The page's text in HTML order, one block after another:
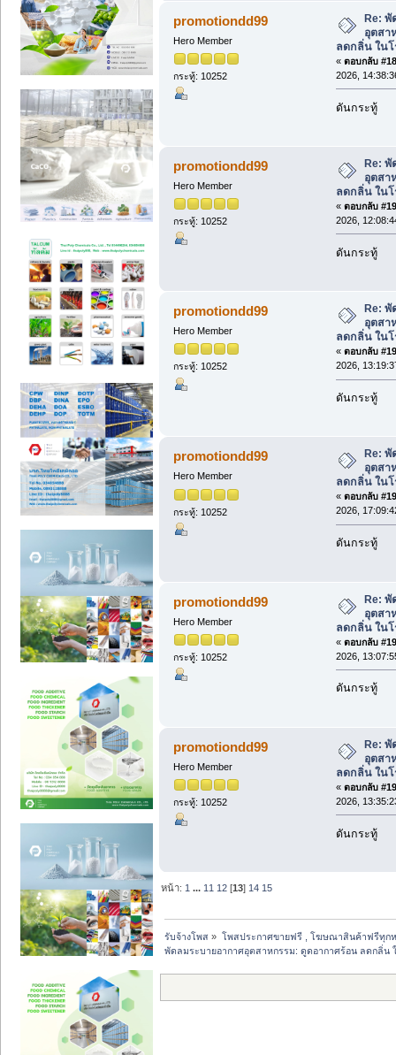
promotiondd99
Hero Member
กระทู้: 10252
Re: พั
อุตสา
ลดกลิ่น ในโ
« ตอบกลับ
2026,
ดันกระทู้
promotiondd99
Hero Member
กระทู้: 10252
Re: พั
อุตสา
ลดกลิ่น ในโ
« ตอบกลับ
2026,
ดันกระทู้
promotiondd99
Hero Member
กระทู้: 10252
Re: พั
อุตสา
ลดกลิ่น ในโ
« ตอบกลับ
2026,
ดันกระทู้
promotiondd99
Hero Member
กระทู้: 10252
Re: พั
อุตสา
ลดกลิ่น ในโ
« ตอบกลับ
2026,
ดันกระทู้
promotiondd99
Hero Member
กระทู้: 10252
Re: พั
อุตสา
ลดกลิ่น ในโ
« ตอบกลับ
2026,
ดันกระทู้
promotiondd99
Hero Member
กระทู้: 10252
Re: พั
อุตสา
ลดกลิ่น ในโ
« ตอบกลับ
2026,
ดันกระทู้
หน้า: 1 ... 11 12 [13] 14 15
รับจ้างโพส » โพสประกาศขายฟรี , โฆษณาสินค้าฟรีทุก
พัดลมระบายอากาศอุตสาหกรรม: ดูดอากาศร้อน ลดกลิ่น